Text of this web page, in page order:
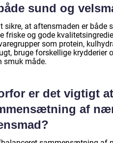
sund og
sikre, at aftensmaden er både
friske og gode
som protein,
bruge forskellige
smuk måde.
er det vigtigt
af